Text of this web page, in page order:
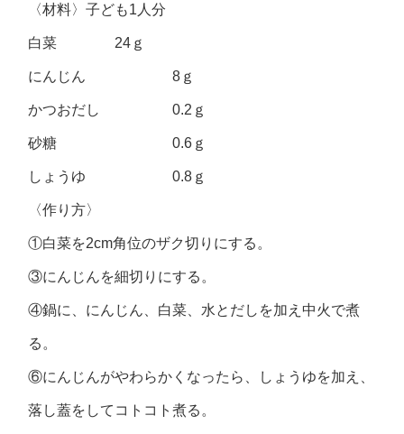
〈材料〉子ども1人分
白菜 24ｇ
にんじん 8ｇ
かつおだし 0.2ｇ
砂糖 0.6ｇ
しょうゆ 0.8ｇ
〈作り方〉
①白菜を2cm角位のザク切りにする。
③にんじんを細切りにする。
④鍋に、にんじん、白菜、水とだしを加え中火で煮
る。
⑥にんじんがやわらかくなったら、しょうゆを加え、
落し蓋をしてコトコト煮る。